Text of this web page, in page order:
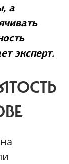
а
эксперт.